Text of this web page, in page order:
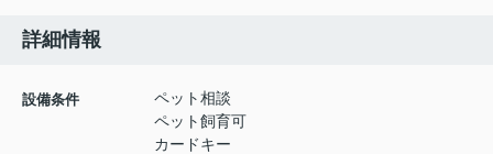
詳細情報
設備条件
ペット相談
ペット飼育可
カードキー